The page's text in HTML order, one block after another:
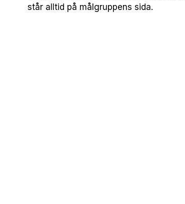
står alltid på målgruppens sida.